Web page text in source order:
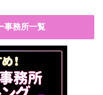
事務所一覧